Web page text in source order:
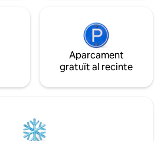
Aparcament
gratuït al recinte